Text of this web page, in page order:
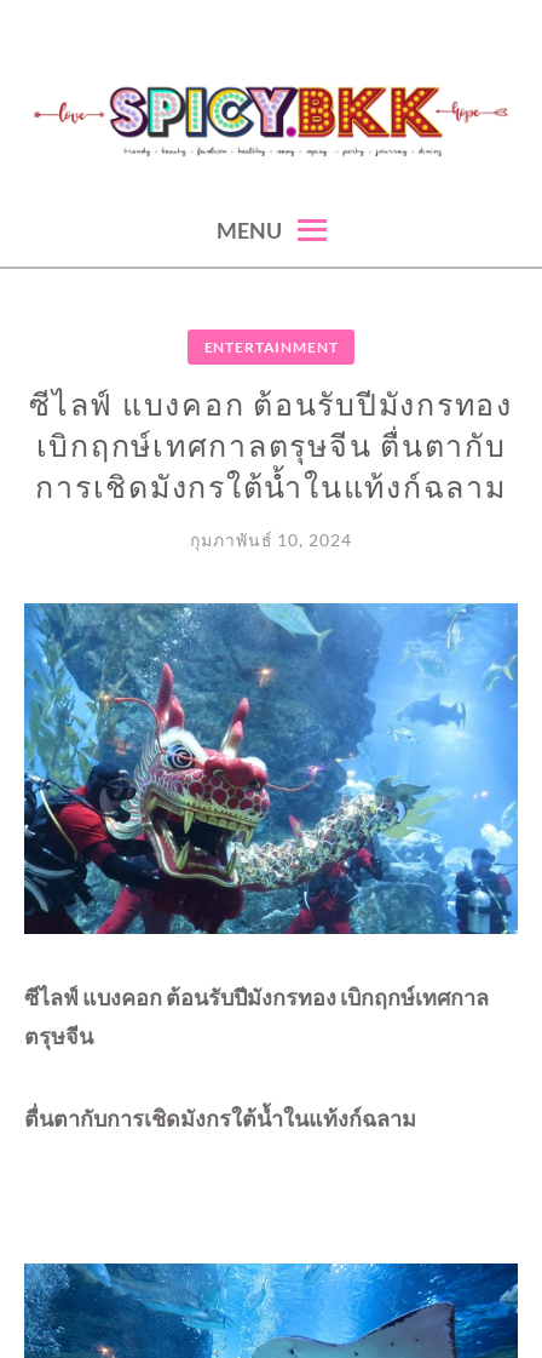
content
MENU
ENTERTAINMENT
ซีไลฟ์ แบงคอก ต้อนรับปีมังกรทอง
เบิกฤกษ์เทศกาลตรุษจีน ตื่นตากับ
การเชิดมังกรใต้น้ำในแท้งก์ฉลาม
กุมภาพันธ์ 10, 2024
ซีไลฟ์ แบงคอก ต้อนรับปีมังกรทอง เบิกฤกษ์เทศกาล
ตรุษจีน
ตื่นตากับการเชิดมังกรใต้น้ำในแท้งก์ฉลาม